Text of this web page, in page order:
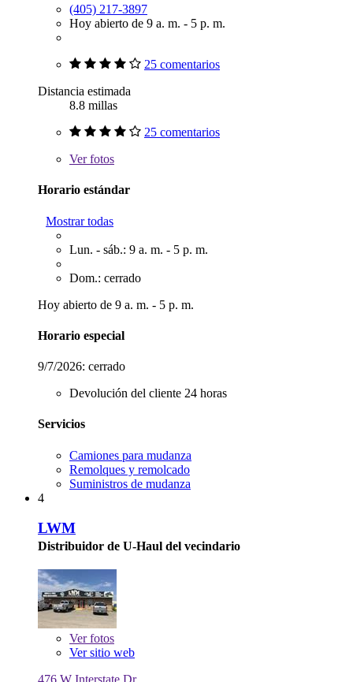
(405) 217-3897
Hoy abierto de 9 a. m. - 5 p. m.
25 comentarios
Distancia estimada
8.8 millas
25 comentarios
Verfotos
Horario estándar
Mostrar todas
Lun. - sáb.: 9 a. m. - 5 p. m.
Dom.: cerrado
Hoy abierto de 9 a. m. - 5 p. m.
Horario especial
9/7/2026: cerrado
Devolución del cliente 24 horas
Servicios
Camiones para mudanza
Remolques y remolcado
Suministros de mudanza
4
LWM
Distribuidor de U-Haul del vecindario
Verfotos
Ver sitio web